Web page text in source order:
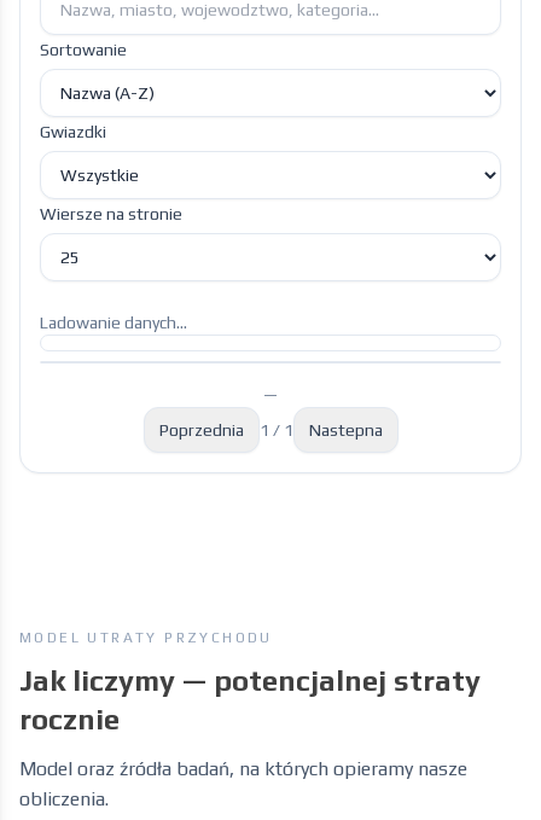
Sortowanie
Gwiazdki
Wiersze na stronie
Ladowanie danych...
—
Poprzednia
1 / 1 Nastepna
MODEL UTRATY PRZYCHODU
Jak liczymy — potencjalnej straty
rocznie
Model oraz źródła badań, na których opieramy nasze
obliczenia.